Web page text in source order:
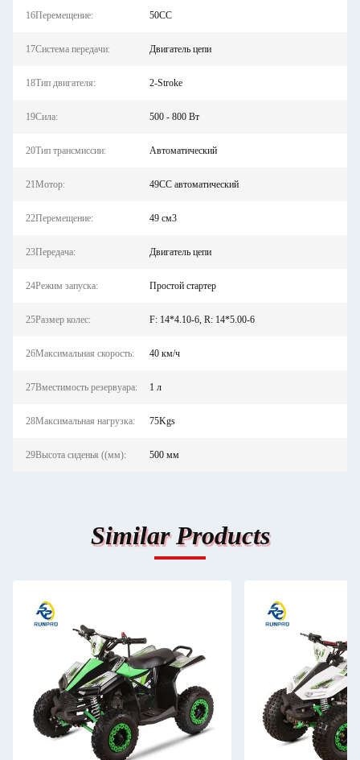
16Перемещение: 50CC
17Система передачи: Двигатель цепи
18Тип двигателя: 2-Stroke
19Сила: 500 - 800 Вт
20Тип трансмиссии: Автоматический
21Мотор: 49CC автоматический
22Перемещение: 49 см3
23Передача: Двигатель цепи
24Режим запуска: Простой стартер
25Размер колес: F: 14*4.10-6, R: 14*5.00-6
26Максимальная скорость: 40 км/ч
27Вместимость резервуара: 1 л
28Максимальная нагрузка: 75Kgs
29Высота сиденья ((мм): 500 мм
Similar Products